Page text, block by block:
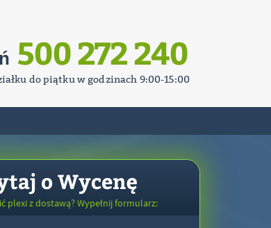
500 272 240
do piątku w godzinach 9:00-15:00
o Wycenę
plexi z dostawą? Wypełnij formularz: